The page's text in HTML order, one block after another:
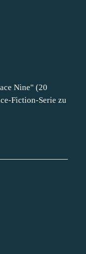
Nine" (20
Fiction-Serie zu